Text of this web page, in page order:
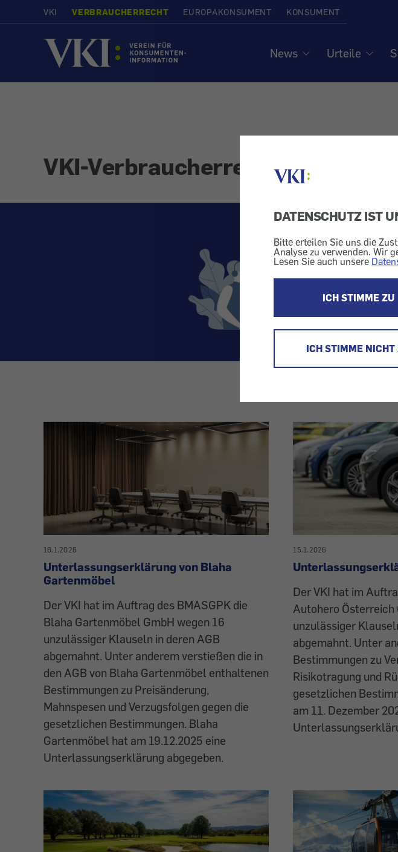
DATENSCHUTZ IST
Bitte erteilen Sie uns die
Analyse zu verwenden. Wir
Lesen Sie auch unsere
ICH STIMME ZU
ICH STIMME NICHT
VKI VERBRAUCHERRECHT EUROPAKONSUMENT KONSUMENT
Startseite
News Urteile
VKI-Verbraucherrecht
IHR
Senden Sie uns
Aktuelle
Beiträge
16.1.2026
Unterlassungserklärung von Blaha
Gartenmöbel
Der VKI hat im Auftrag des BMASGPK die
Blaha Gartenmöbel GmbH wegen 16
unzulässiger Klauseln in deren AGB
abgemahnt. Unter anderem verstießen die in
den AGB von Blaha Gartenmöbel enthaltenen
Bestimmungen zu Preisänderung,
Mahnspesen und Verzugsfolgen gegen die
gesetzlichen Bestimmungen. Blaha
Gartenmöbel hat am 19.12.2025 eine
Unterlassungserklärung abgegeben.
15.1.2026
Der VKI hat im
Autohero Österreich
unzulässiger
abgemahnt. Unter
Bestimmungen zu
Risikotragung und
gesetzlichen
am 11. Dezember